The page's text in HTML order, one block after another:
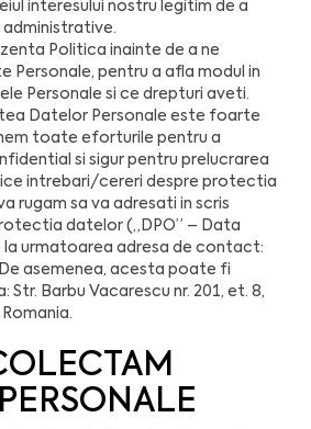
interesului nostru legitim de a
Politica inainte de a ne
Personale, pentru a afla modul in
Personale si ce drepturi aveti.
Datelor Personale este foarte
toate eforturile pentru a
si sigur pentru prelucrarea
intrebari/cereri despre protectia
rugam sa va adresati in scris
datelor („DPO” – Data
urmatoarea adresa de contact:
asemenea, acesta poate fi
Barbu Vacarescu nr. 201, et. 8,